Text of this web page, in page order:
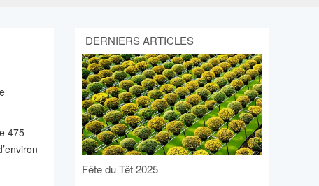
475
DERNIERS ARTICLES
Fête du Têt 2025